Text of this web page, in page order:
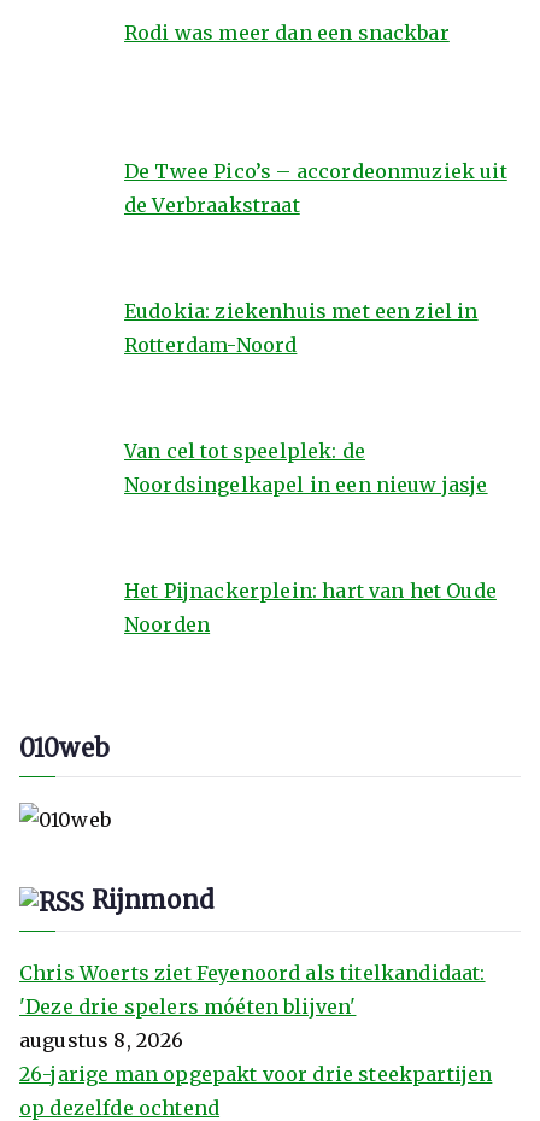
Rodi was meer dan een snackbar
De Twee Pico’s – accordeonmuziek uit
de Verbraakstraat
Eudokia: ziekenhuis met een ziel in
Rotterdam-Noord
Van cel tot speelplek: de
Noordsingelkapel in een nieuw jasje
Het Pijnackerplein: hart van het Oude
Noorden
010web
Rijnmond
Chris Woerts ziet Feyenoord als titelkandidaat:
'Deze drie spelers móéten blijven'
augustus 8, 2026
26-jarige man opgepakt voor drie steekpartijen
op dezelfde ochtend